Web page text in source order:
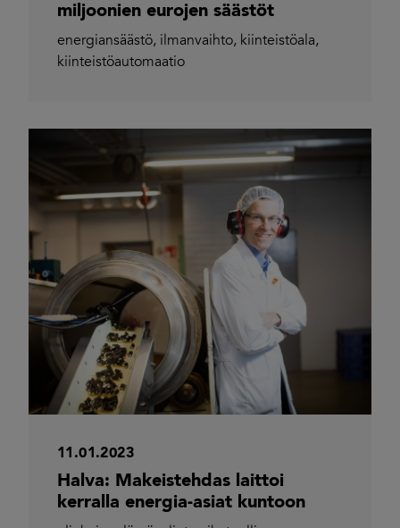
miljoonien eurojen säästöt
energiansäästö, ilmanvaihto, kiinteistöala,
kiinteistöautomaatio
11.01.2023
Halva: Makeistehdas laittoi
kerralla energia-asiat kuntoon